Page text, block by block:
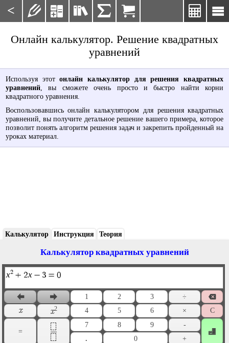
< 

    
Онлайн калькулятор. Решение квадратных
уравнений
Используя этотонлайн калькулятор для решения квадратных
уравнений, вы сможете очень просто и быстро найти корни
квадратного уравнения.
Воспользовавшись онлайн калькулятором для решения квадратных
уравнений, вы получите детальное решение вашего примера, которое
позволит понять алгоритм решения задач и закрепить пройденный на
уроках материал.
Калькулятор Инструкция Теория
Калькулятор квадратных уравнений
x2 + 2x − 3 = 0
  1 2 3 ÷ 
x x2 4 5 6 × С
=
7 8 9 -

. 0 +